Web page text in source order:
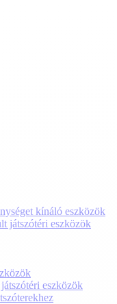
kínáló eszközök
játszótéri eszközök
eszközök